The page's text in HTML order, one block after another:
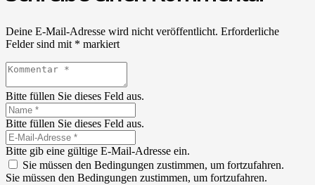
Deine E-Mail-Adresse wird nicht veröffentlicht. Erforderliche
Felder sind mit * markiert
Bitte füllen Sie dieses Feld aus.
Bitte füllen Sie dieses Feld aus.
Bitte gib eine gültige E-Mail-Adresse ein.
Sie müssen den Bedingungen zustimmen, um fortzufahren.
Sie müssen den Bedingungen zustimmen, um fortzufahren.